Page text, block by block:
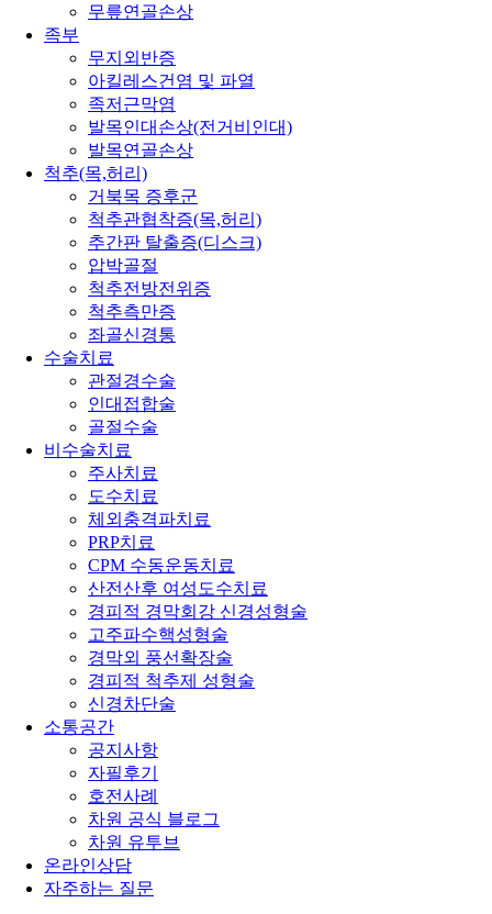
무릎연골손상
족부
무지외반증
아킬레스건염 및 파열
족저근막염
발목인대손상(전거비인대)
발목연골손상
척추(목,허리)
거북목 증후군
척추관협착증(목,허리)
추간판 탈출증(디스크)
압박골절
척추전방전위증
척추측만증
좌골신경통
수술치료
관절경수술
인대접합술
골절수술
비수술치료
주사치료
도수치료
체외충격파치료
PRP치료
CPM 수동운동치료
산전산후 여성도수치료
경피적 경막회강 신경성형술
고주파수핵성형술
경막외 풍선확장술
경피적 척추제 성형술
신경차단술
소통공간
공지사항
자필후기
호전사례
차원 공식 블로그
차원 유투브
온라인상담
자주하는 질문